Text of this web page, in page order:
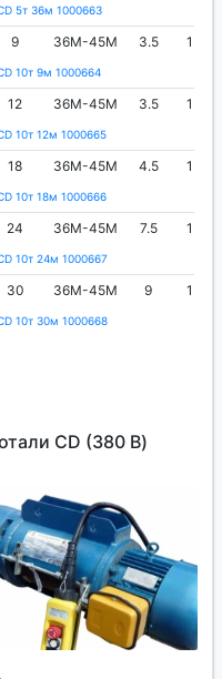
5т 36м 1000663
9 36М-45М 3.5 1350
10т 9м 1000664
12 36М-45М 3.5 1350
10т 12м 1000665
18 36М-45М 4.5 1350
10т 18м 1000666
24 36М-45М 7.5 1350
10т 24м 1000667
30 36М-45М 9 1350
10т 30м 1000668
CD (380 В)